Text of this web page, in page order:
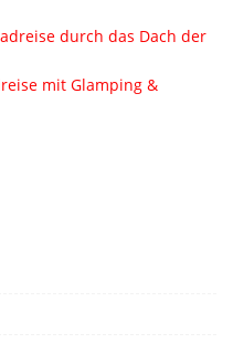
durch das Dach der
mit Glamping &